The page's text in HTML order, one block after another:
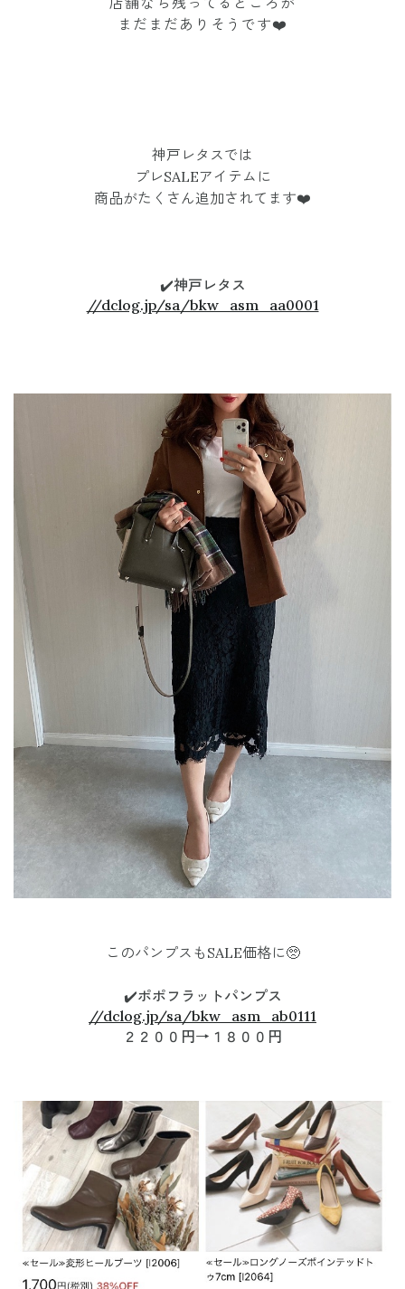
まだまだありそうです❤️
神戸レタスでは
プレSALEアイテムに
商品がたくさん追加されてます❤️
✔️神戸レタス
//dclog.jp/sa/bkw_asm_aa0001
このパンプスもSALE価格に🥺
✔️ポポフラットパンプス
//dclog.jp/sa/bkw_asm_ab0111
２２００円→１８００円